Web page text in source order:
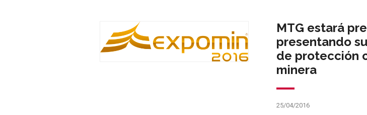
MTG estará
presentando
de protección
minera
25/04/2016